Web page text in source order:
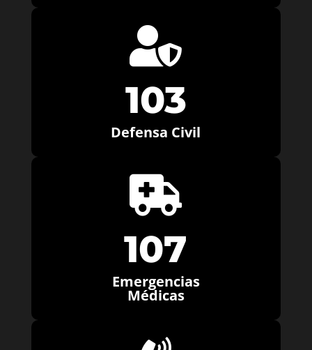

103
Defensa Civil

107
Emergencias
Médicas